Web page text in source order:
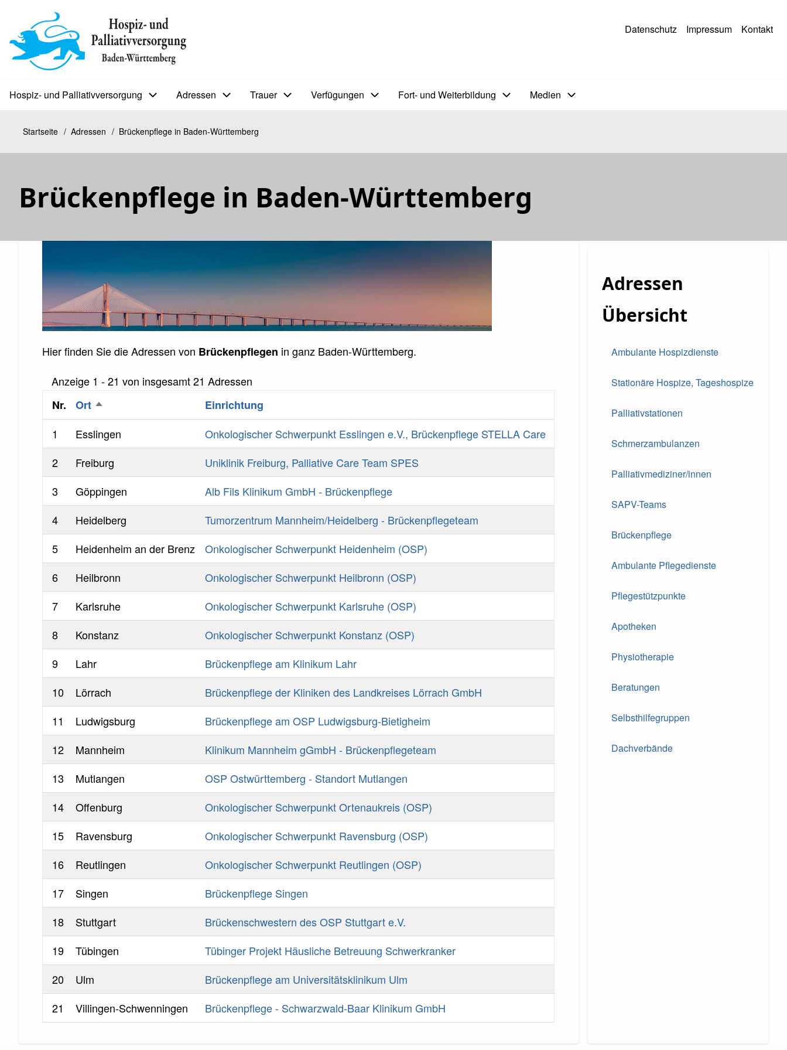
Inhalt
BIP
Sekundärmenü
Datenschutz Impressum Kontakt
Bip
Bürgerinfoportal
Hospiz- und Palliativversorgung Adressen Trauer Verfügungen Fort- und Weiterbildung Medien
Pfadnavigation
Startseite Adressen Brückenpflege in Baden-Württemberg
Brückenpflege in Baden-Württemberg
Hier finden Sie die Adressen von Brückenpflegen in ganz Baden-Württemberg.
Referenz
auf
Ansicht
Anzeige 1 - 21 von insgesamt 21 Adressen
Nr.
Ort Absteigend
sortieren
Einrichtung
1
Esslingen
Onkologischer Schwerpunkt Esslingen e.V., Brückenpflege STELLA Care
2
Freiburg
Uniklinik Freiburg, Palliative Care Team SPES
3
Göppingen
Alb Fils Klinikum GmbH - Brückenpflege
4
Heidelberg
Tumorzentrum Mannheim/Heidelberg - Brückenpflegeteam
5
Heidenheim an der Brenz
Onkologischer Schwerpunkt Heidenheim (OSP)
6
Heilbronn
Onkologischer Schwerpunkt Heilbronn (OSP)
7
Karlsruhe
Onkologischer Schwerpunkt Karlsruhe (OSP)
8
Konstanz
Onkologischer Schwerpunkt Konstanz (OSP)
9
Lahr
Brückenpflege am Klinikum Lahr
10
Lörrach
Brückenpflege der Kliniken des Landkreises Lörrach GmbH
11
Ludwigsburg
Brückenpflege am OSP Ludwigsburg-Bietigheim
12
Mannheim
Klinikum Mannheim gGmbH - Brückenpflegeteam
13
Mutlangen
OSP Ostwürttemberg - Standort Mutlangen
14
Offenburg
Onkologischer Schwerpunkt Ortenaukreis (OSP)
15
Ravensburg
Onkologischer Schwerpunkt Ravensburg (OSP)
16
Reutlingen
Onkologischer Schwerpunkt Reutlingen (OSP)
17
Singen
Brückenpflege Singen
18
Stuttgart
Brückenschwestern des OSP Stuttgart e.V.
19
Tübingen
Tübinger Projekt Häusliche Betreuung Schwerkranker
20
Ulm
Brückenpflege am Universitätsklinikum Ulm
21
Villingen-Schwenningen Brückenpflege - Schwarzwald-Baar Klinikum GmbH
Adressen
Übersicht
Ambulante Hospizdienste
Stationäre Hospize, Tageshospize
Palliativstationen
Schmerzambulanzen
Palliativmediziner/innen
SAPV-Teams
Brückenpflege
Ambulante Pflegedienste
Pflegestützpunkte
Apotheken
Physiotherapie
Beratungen
Selbsthilfegruppen
Dachverbände